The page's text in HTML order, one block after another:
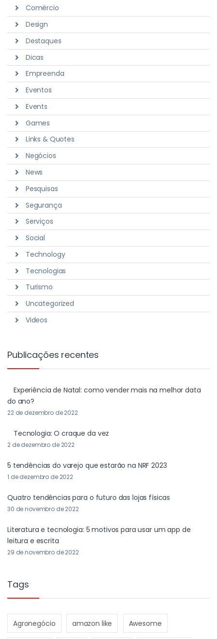
Comércio
Design
Destaques
Dicas
Empreenda
Eventos
Events
Games
Links & Quotes
Negócios
News
Pesquisas
Segurança
Serviços
Social
Technology
Tecnologias
Turismo
Uncategorized
Videos
Publicações recentes
Experiência de Natal: como vender mais na melhor data
do ano?
22 de dezembro de 2022
Tecnologia: O craque da vez
2 de dezembro de 2022
5 tendências do varejo que estarão na NRF 2023
1 de dezembro de 2022
Quatro tendências para o futuro das lojas físicas
30 de novembro de 2022
Literatura e tecnologia: 5 motivos para usar um app de
leitura e escrita
29 de novembro de 2022
Tags
Agronegócio amazon like Awesome